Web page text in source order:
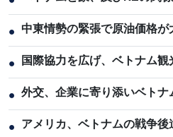
● 中東情勢の緊張で原油価格が
● 国際協力を広げ、ベトナム
● 外交、企業に寄り添いベト
● アメリカ、ベトナムの戦争